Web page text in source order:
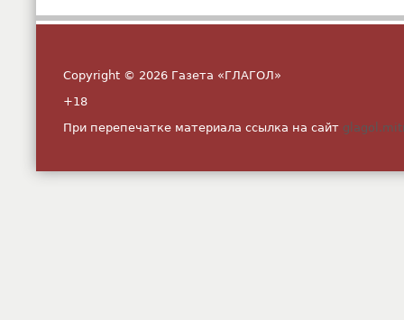
Copyright © 2026 Газета «ГЛАГОЛ»
+18
При перепечатке материала ссылка на сайт